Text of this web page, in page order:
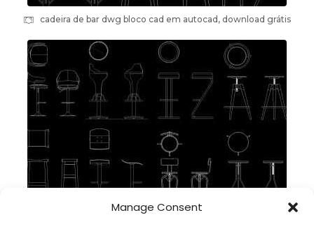
Manage Consent
cadeira de bar dwg bloco cad em autocad, download grátis